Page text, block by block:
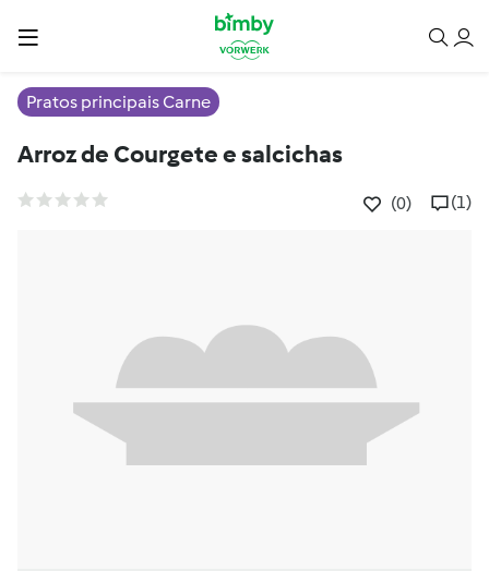
Pratos principais Carne
Arroz de Courgete e salcichas
(0) (1)